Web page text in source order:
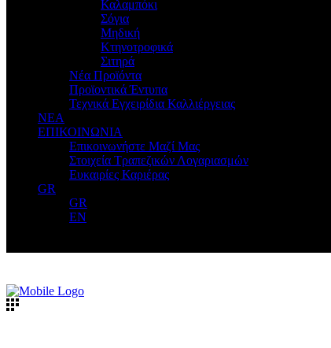
Καλαμπόκι
Σόγια
Μηδική
Κτηνοτροφικά
Σιτηρά
Νέα Προϊόντα
Προϊοντικά Έντυπα
Τεχνικά Εγχειρίδια Καλλιέργειας
ΝΕΑ
ΕΠΙΚΟΙΝΩΝΙΑ
Επικοινωνήστε Μαζί Μας
Στοιχεία Τραπεζικών Λογαριασμών
Ευκαιρίες Καριέρας
GR
GR
EN